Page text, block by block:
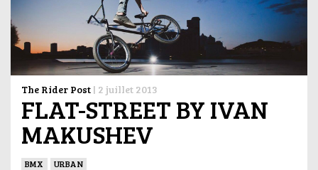
The Rider Post | 2 juillet 2013
FLAT-STREET BY IVAN
MAKUSHEV
BMX URBAN